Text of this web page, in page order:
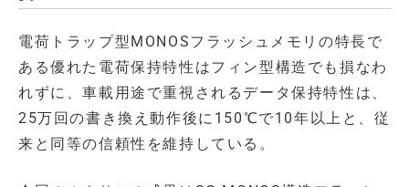
電荷トラップ型MONOSフラッシュメモリの特長で
ある優れた電荷保持特性はフィン型構造でも損なわ
れずに、車載用途で重視されるデータ保持特性は、
25万回の書き換え動作後に150℃で10年以上と、従
来と同等の信頼性を維持している。